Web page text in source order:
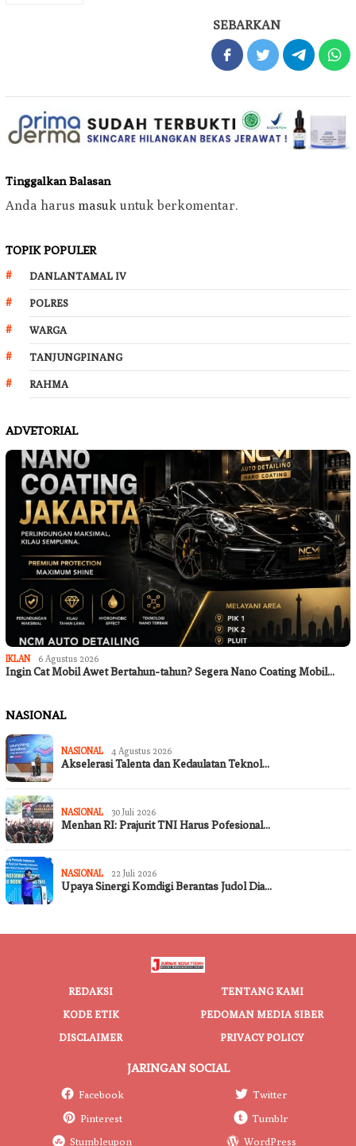
SEBARKAN
Tinggalkan Balasan
Anda harus masuk untuk berkomentar.
TOPIK POPULER
DANLANTAMAL IV
POLRES
WARGA
TANJUNGPINANG
RAHMA
ADVETORIAL
IKLAN 6 Agustus 2026
Ingin Cat Mobil Awet Bertahun-tahun? Segera Nano Coating Mobil…
NASIONAL
NASIONAL 4 Agustus 2026
Akselerasi Talenta dan Kedaulatan Teknol…
NASIONAL 30 Juli 2026
Menhan RI: Prajurit TNI Harus Pofesional…
NASIONAL 22 Juli 2026
Upaya Sinergi Komdigi Berantas Judol Dia…
REDAKSI
TENTANG KAMI
KODE ETIK
PEDOMAN MEDIA SIBER
DISCLAIMER
PRIVACY POLICY
JARINGAN SOCIAL
Facebook
Twitter
Pinterest
Tumblr
Stumbleupon
WordPress